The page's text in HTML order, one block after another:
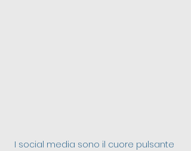
I social media sono il cuore pulsante